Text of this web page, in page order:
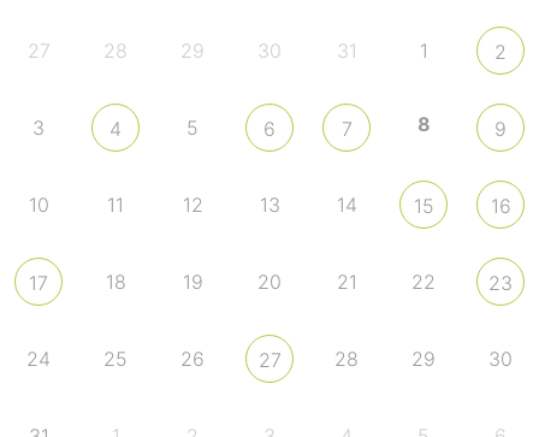
27 28 29 30 31 1 2
3 4 5 6 7 8 9
10 11 12 13 14 15 16
17 18 19 20 21 22 23
24 25 26 27 28 29 30